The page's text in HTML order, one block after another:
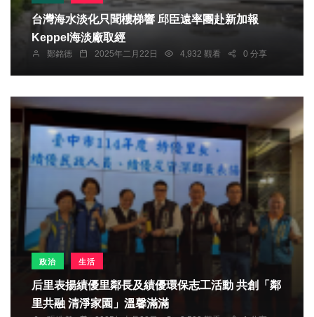
台灣海水淡化只聞樓梯響 邱臣遠率團赴新加報
Keppel海淡廠取經
鄭銘德 2025年二月22日 4,932 觀看 0 分享
政治 生活
后里表揚績優里鄰長及績優環保志工活動 共創「鄰
里共融 清淨家園」溫馨滿滿